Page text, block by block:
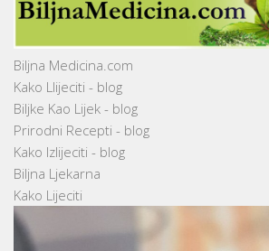
Biljna Medicina.com
Kako Llijeciti - blog
Biljke Kao Lijek - blog
Prirodni Recepti - blog
Kako Izlijeciti - blog
Biljna Ljekarna
Kako Lijeciti